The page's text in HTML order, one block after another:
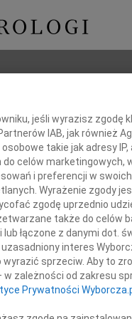
że 19 lutego 2022 roku
Mąż, Tata i Dziadzio
jeśli wyrazisz zgodę
IAB, jak również
takie jak adresy
celów
i preferencji w
Wyrażenie zgody
zgodę uprzednio
także do celów
łączone z danymi dot.
interes
sprzeciw. Aby to
zależności od zakresu
Prywatności